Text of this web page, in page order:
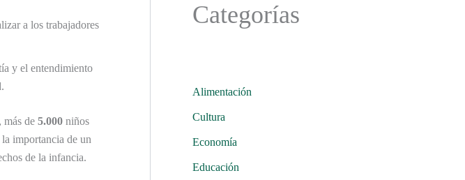
a los trabajadores
y el entendimiento
más de 5.000 niños
importancia de un
de la infancia.
Categorías
Alimentación
Cultura
Economía
Educación